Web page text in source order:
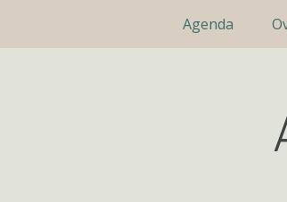
Agenda